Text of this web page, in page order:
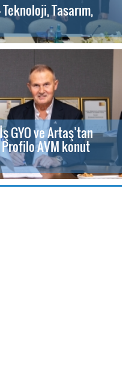
Tasarım,
ve Artaş’tan
AVM konut